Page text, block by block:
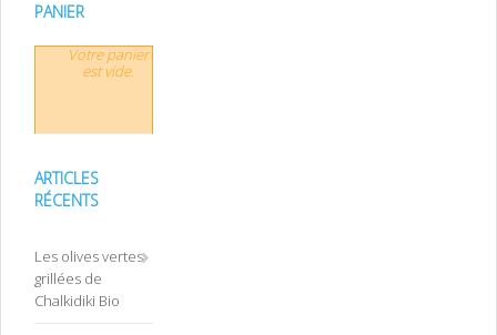
PANIER
Votre panier
est vide.
ARTICLES
RÉCENTS
Les olives vertes
grillées de
Chalkidiki Bio